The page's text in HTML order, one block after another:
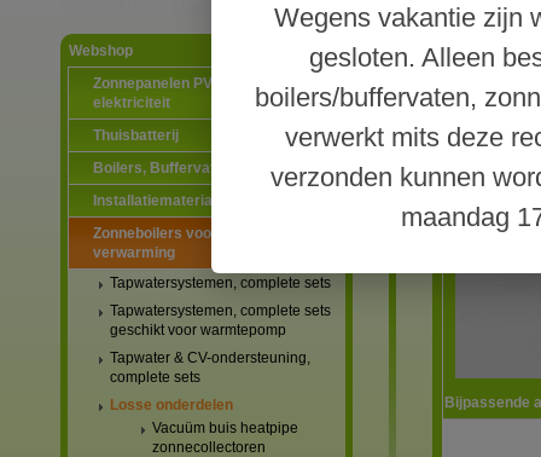
Webshop
Zonnepanelen PV-systemen
elektriciteit
Thuisbatterij
Boilers, Buffervaten en toebehoren
Installatiematerialen
Zonneboilers voor warmtapwater en
verwarming
Tapwatersystemen, complete sets
Tapwatersystemen, complete sets
geschikt voor warmtepomp
Tapwater & CV-ondersteuning,
complete sets
Losse onderdelen
Vacuüm buis heatpipe
zonnecollectoren
Wegens vakantie zijn
gesloten. Alleen
boilers/buffervaten,
verwerkt mits deze
verzonden kunnen
maandag
Bijpassende